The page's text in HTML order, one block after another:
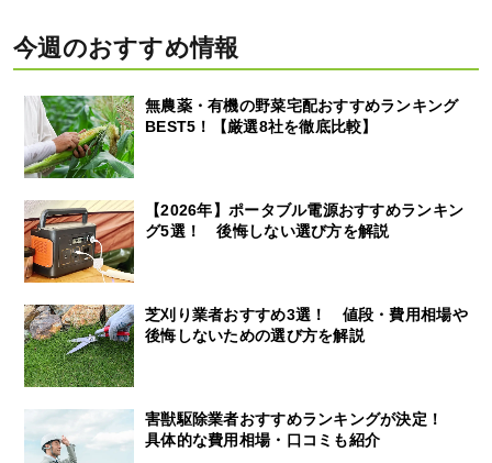
今週のおすすめ情報
無農薬・有機の野菜宅配おすすめランキング
BEST5！【厳選8社を徹底比較】
【2026年】ポータブル電源おすすめランキン
グ5選！ 後悔しない選び方を解説
芝刈り業者おすすめ3選！ 値段・費用相場や
後悔しないための選び方を解説
害獣駆除業者おすすめランキングが決定！
具体的な費用相場・口コミも紹介